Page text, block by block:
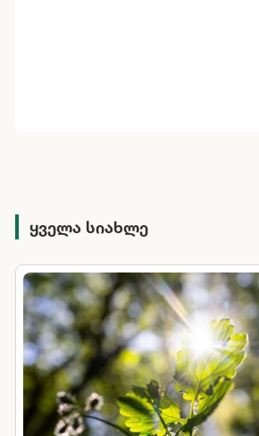
ყველა სიახლე